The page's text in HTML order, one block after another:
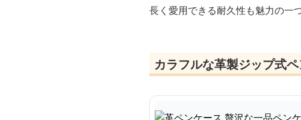
長く愛用できる耐久性も魅力の一つ
カラフルな革製ジップ式